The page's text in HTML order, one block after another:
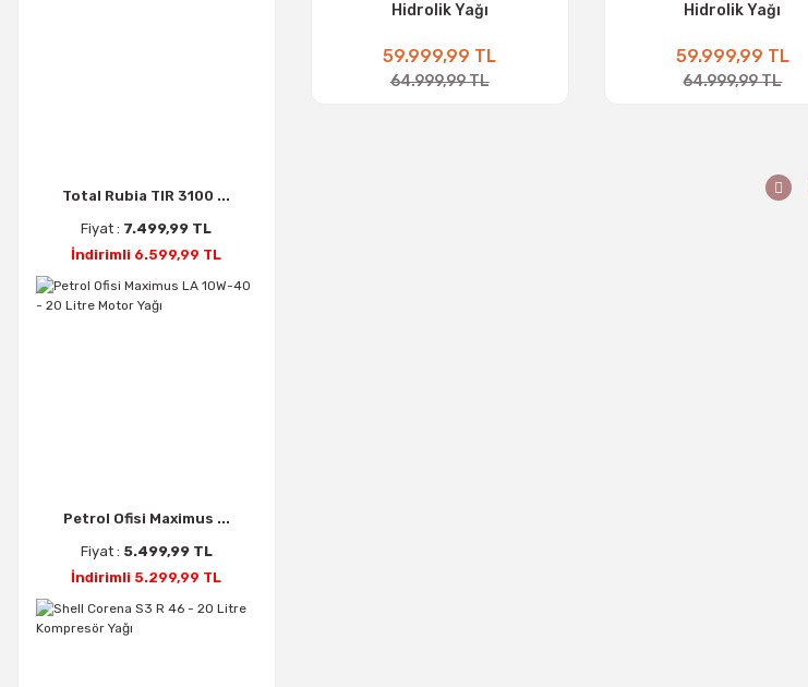
Total Rubia TIR 3100 ...
Fiyat : 7.499,99 TL
İndirimli 6.599,99 TL
Petrol Ofisi Maximus ...
Fiyat : 5.499,99 TL
İndirimli 5.299,99 TL
Hidrolik Yağı
59.999,99 TL
64.999,99 TL
Hidrolik Yağı
59.999,99 TL
64.999,99 TL